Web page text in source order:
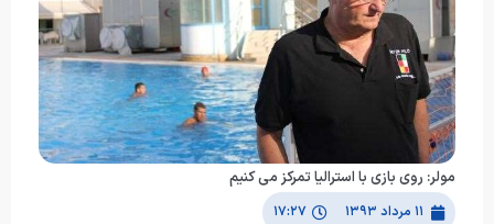
مولر: روی بازی با استرالیا تمرکز می کنیم
۱۱ مرداد ۱۳۹۳ ۱۷:۲۷